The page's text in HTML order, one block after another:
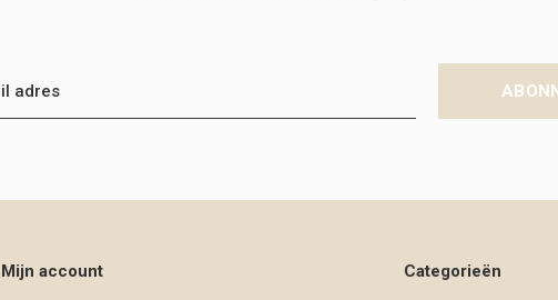
Mijn account Categorieën